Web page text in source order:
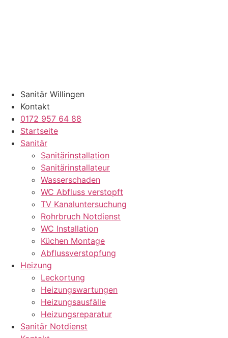
Sanitär Willingen
Kontakt
0172 957 64 88
Startseite
Sanitär
Sanitärinstallation
Sanitärinstallateur
Wasserschaden
WC Abfluss verstopft
TV Kanaluntersuchung
Rohrbruch Notdienst
WC Installation
Küchen Montage
Abflussverstopfung
Heizung
Leckortung
Heizungswartungen
Heizungsausfälle
Heizungsreparatur
Sanitär Notdienst